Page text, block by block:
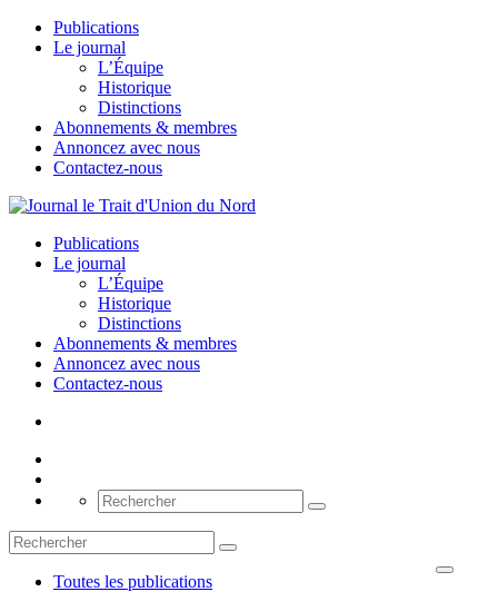
Publications
Le journal
L’Équipe
Historique
Distinctions
Abonnements & membres
Annoncez avec nous
Contactez-nous
Publications
Le journal
L’Équipe
Historique
Distinctions
Abonnements & membres
Annoncez avec nous
Contactez-nous
Toutes les publications